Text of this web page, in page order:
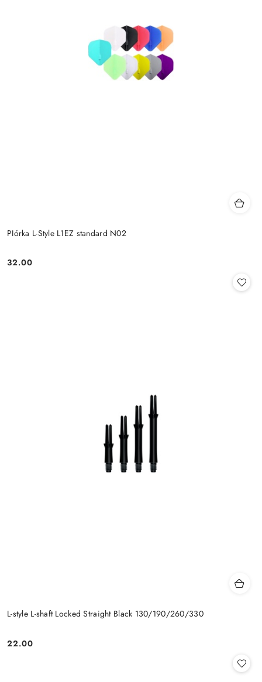
PIórka L-Style L1EZ standard N02
Cena:
32.00
L-style L-shaft Locked Straight Black 130/190/260/330
Cena:
22.00